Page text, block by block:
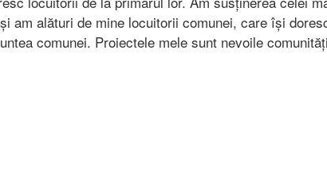
am alături de mine locuitorii comunei, care își
comunei. Proiectele mele sunt nevoile